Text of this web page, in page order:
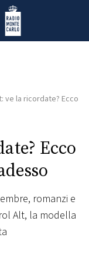
Radio Monte Carlo
ve la ricordate? Ecco
Ecco
romanzi e
Alt, la modella